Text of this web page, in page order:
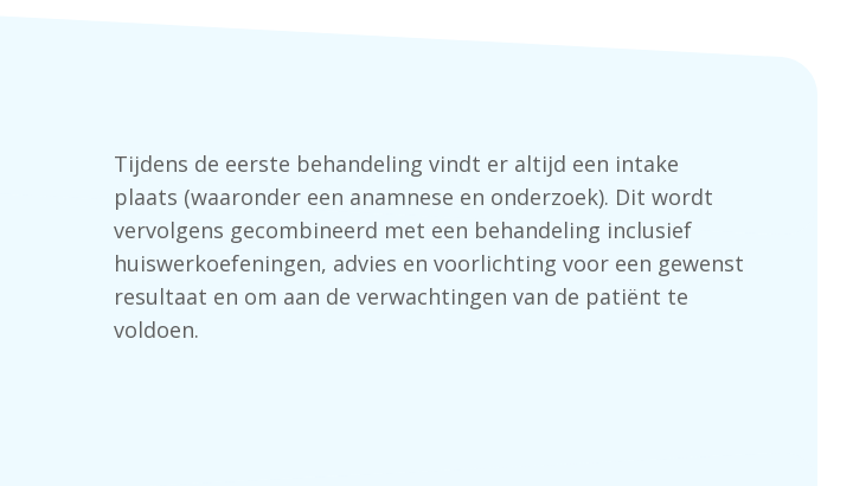
Tijdens de eerste behandeling vindt er altijd een intake
plaats (waaronder een anamnese en onderzoek). Dit wordt
vervolgens gecombineerd met een behandeling inclusief
huiswerkoefeningen, advies en voorlichting voor een gewenst
resultaat en om aan de verwachtingen van de patiënt te
voldoen.